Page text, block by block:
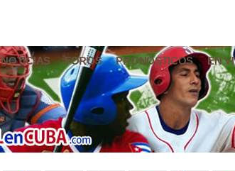
NOTICIAS FOROS PRONÓSTICOS EN